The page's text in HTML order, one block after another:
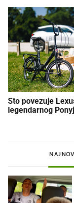
Što povezuje
legendarnog